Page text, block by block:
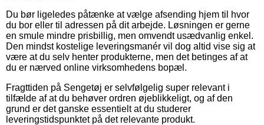
Du bør ligeledes påtænke at vælge afsending hjem til hvor
du bor eller til adressen på dit arbejde. Løsningen er gerne
en smule mindre prisbillig, men omvendt usædvanlig enkel.
Den mindst kostelige leveringsmanér vil dog altid vise sig at
være at du selv henter produkterne, men det betinges af at
du er nærved online virksomhedens bopæl.
Fragttiden på Sengetøj er selvfølgelig super relevant i
tilfælde af at du behøver ordren øjeblikkeligt, og af den
grund er det ganske essentielt at du studerer
leveringstidspunktet på det relevante produkt.